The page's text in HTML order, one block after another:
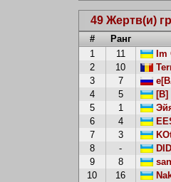
49 Жертв(и)
#
Ранг
1
11
Im
2
10
3
7
4
5
[B]
5
1
6
4
7
3
8
-
9
8
10
16